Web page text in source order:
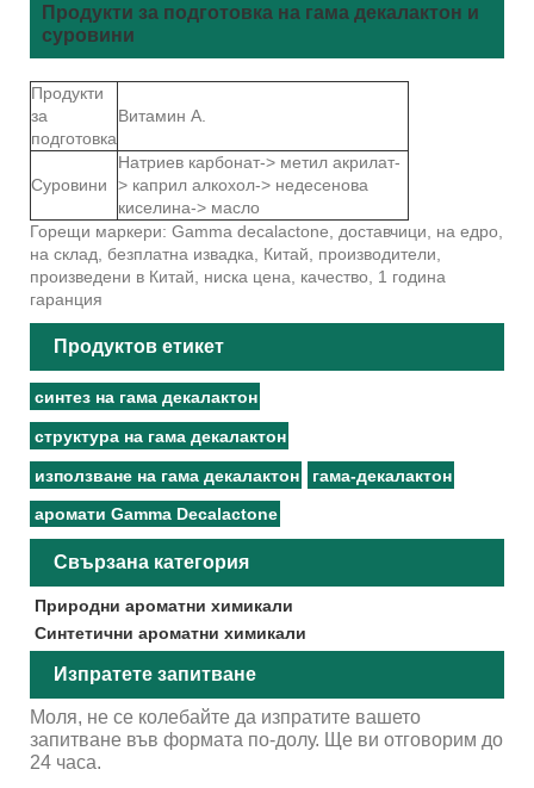
Продукти за подготовка на гама декалактон и
суровини
Продукти
за
подготовка
Витамин А.
Суровини
Натриев карбонат-> метил акрилат-
> каприл алкохол-> недесенова
киселина-> масло
Горещи маркери: Gamma decalactone, доставчици, на едро,
на склад, безплатна извадка, Китай, производители,
произведени в Китай, ниска цена, качество, 1 година
гаранция
Продуктов етикет
синтез на гама декалактон
структура на гама декалактон
използване на гама декалактон гама-декалактон
аромати Gamma Decalactone
Свързана категория
Природни ароматни химикали
Синтетични ароматни химикали
Изпратете запитване
Моля, не се колебайте да изпратите вашето
запитване във формата по-долу. Ще ви отговорим до
24 часа.